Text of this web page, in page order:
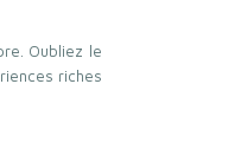
Oubliez le
riches